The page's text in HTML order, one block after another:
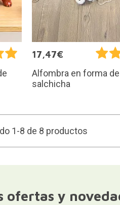
17,47€
Alfombra en forma
salchicha
1-8 de 8 productos
ofertas y